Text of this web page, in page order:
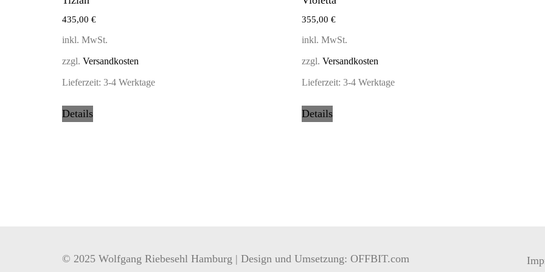
435,00 €
inkl. MwSt.
zzgl. Versandkosten
Lieferzeit: 3-4 Werktage
Details
355,00 €
inkl. MwSt.
zzgl. Versandkosten
Lieferzeit: 3-4 Werktage
Details
© 2025 Wolfgang Riebesehl Hamburg | Design und Umsetzung: OFFBIT.com